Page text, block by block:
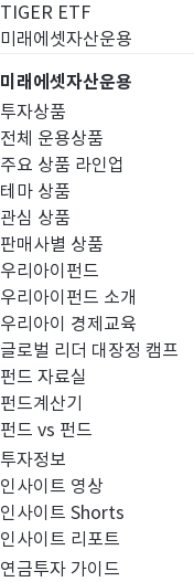
TIGER ETF
미래에셋자산운용
미래에셋자산운용
투자상품
전체 운용상품
주요 상품 라인업
테마 상품
관심 상품
판매사별 상품
우리아이펀드
우리아이펀드 소개
우리아이 경제교육
글로벌 리더 대장정 캠프
펀드 자료실
펀드계산기
펀드 vs 펀드
투자정보
인사이트 영상
인사이트 Shorts
인사이트 리포트
연금투자 가이드
펀드공시
미래에셋맵스 미국부